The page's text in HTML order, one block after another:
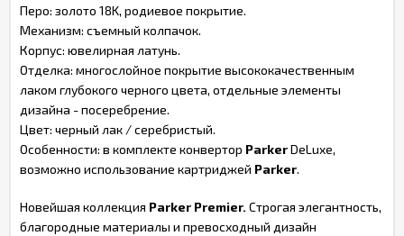
Перо: золото 18K, родиевое покрытие.
Механизм: съемный колпачок.
Корпус: ювелирная латунь.
Отделка: многослойное покрытие высококачественным
лаком глубокого черного цвета, отдельные элементы
дизайна - посеребрение.
Цвет: черный лак / серебристый.
Особенности: в комплекте конвертор ParkerDeLuxe,
возможно использование картриджей Parker.
Новейшая коллекция Parker Premier. Строгая элегантность,
благородные материалы и превосходный дизайн